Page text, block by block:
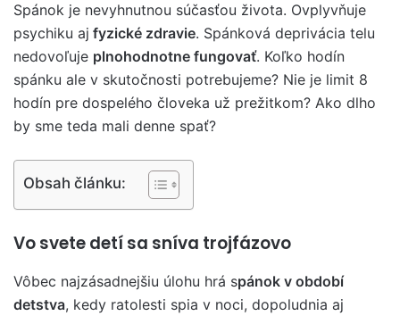
Spánok je nevyhnutnou súčasťou života. Ovplyvňuje
psychiku aj fyzické zdravie. Spánková deprivácia telu
nedovoľuje plnohodnotne fungovať. Koľko hodín
spánku ale v skutočnosti potrebujeme? Nie je limit 8
hodín pre dospelého človeka už prežitkom? Ako dlho
by sme teda mali denne spať?
Obsah článku:
Vo svete detí sa sníva trojfázovo
Vôbec najzásadnejšiu úlohu hrá spánok v období
detstva, kedy ratolesti spia v noci, dopoludnia aj